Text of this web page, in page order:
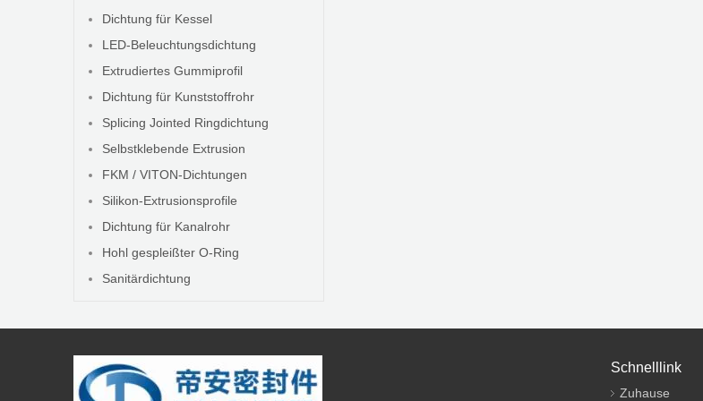
Dichtung für Kessel
LED-Beleuchtungsdichtung
Extrudiertes Gummiprofil
Dichtung für Kunststoffrohr
Splicing Jointed Ringdichtung
Selbstklebende Extrusion
FKM / VITON-Dichtungen
Silikon-Extrusionsprofile
Dichtung für Kanalrohr
Hohl gespleißter O-Ring
Sanitärdichtung
Schnelllink
Zuhause